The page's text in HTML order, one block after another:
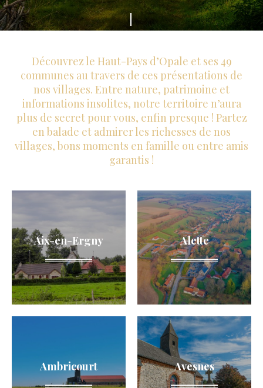
s
m
d
'
O
p
i
t
e
s
d
é
f
Découvrez le Haut-Pays d’Opale et ses 49
communes au travers de ces présentations de
nos villages. Entre nature, patrimoine et
informations insolites, notre territoire n’aura
plus de secret pour vous, enfin presque ! Partez
en balade et admirer les richesses de nos
villages, bons moments en famille ou entre amis
garantis !
Aix-en-Ergny Alette
Ambricourt Avesnes